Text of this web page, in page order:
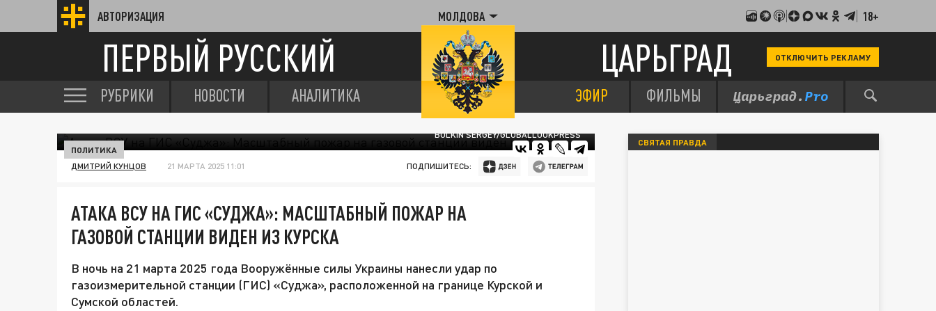
АВТОРИЗАЦИЯ МОЛДОВА 18+
ПЕРВЫЙ РУССКИЙ ЦАРЬГРАД ОТКЛЮЧИТЬ РЕКЛАМУ
РУБРИКИ НОВОСТИ АНАЛИТИКА ЭФИР ФИЛЬМЫ
BULKIN SERGEY/GLOBALLOOKPRESS
ПОЛИТИКА
ДМИТРИЙ КУНЦОВ 21 МАРТА 2025 11:01 ПОДПИШИТЕСЬ:
АТАКА ВСУ НА ГИС «СУДЖА»: МАСШТАБНЫЙ ПОЖАР НА
ГАЗОВОЙ СТАНЦИИ ВИДЕН ИЗ КУРСКА
В ночь на 21 марта 2025 года Вооружённые силы Украины нанесли удар по
газоизмерительной станции (ГИС) «Суджа», расположенной на границе Курской и
Сумской областей.
СВЯТАЯ ПРАВДА